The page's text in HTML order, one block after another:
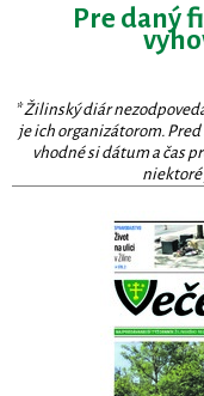
Pre daný
* Žilinský diár
je ich organizátorom.
vhodné si dátum a čas
niektoré